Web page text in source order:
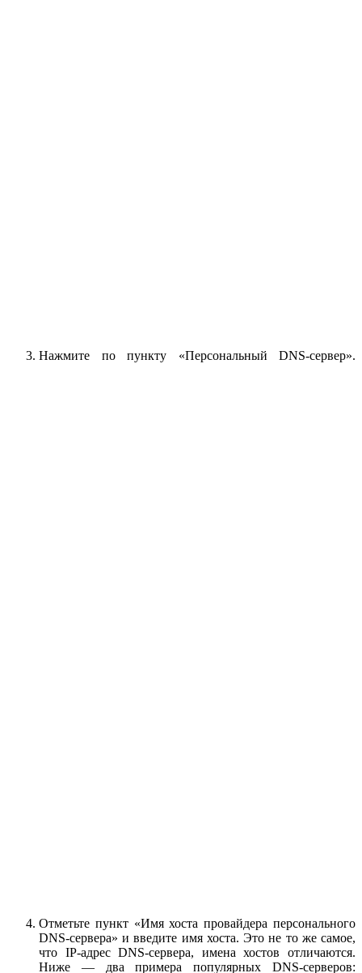
Нажмите по пункту «Персональный DNS-сервер».
Отметьте пункт «Имя хоста провайдера персонального
DNS-сервера» и введите имя хоста. Это не то же самое,
что IP-адрес DNS-сервера, имена хостов отличаются.
Ниже — два примера популярных DNS-серверов: